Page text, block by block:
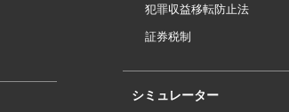
犯罪収益移転防止法
証券税制
シミュレーター